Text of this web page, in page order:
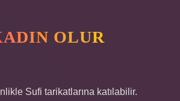
OLUR
Sufi tarikatlarına katılabilir.